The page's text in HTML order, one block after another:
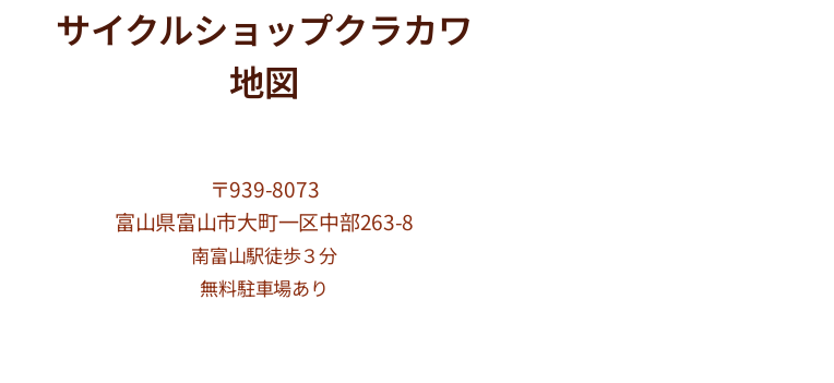
サイクルショップクラカワ
地図
〒939-8073
富山県富山市大町一区中部263-8
南富山駅徒歩３分
無料駐車場あり